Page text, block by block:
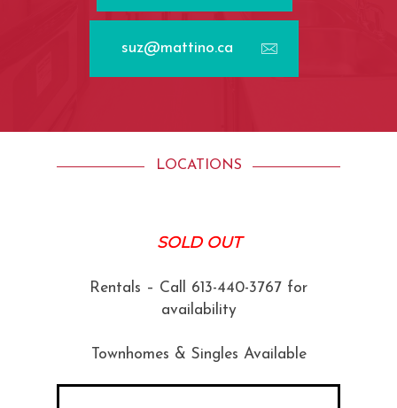
suz@mattino.ca
LOCATIONS
SOLD OUT
Rentals – Call 613-440-3767 for
availability
Townhomes & Singles Available